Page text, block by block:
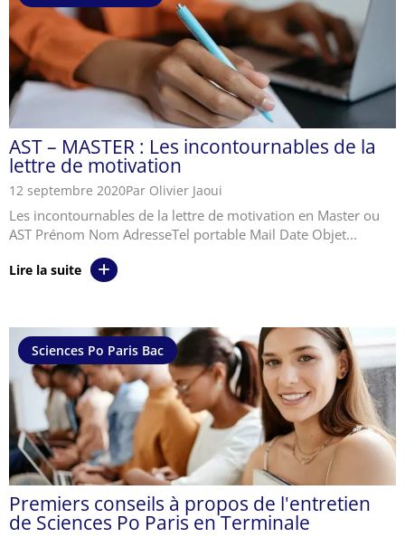
AST – MASTER : Les incontournables de la
lettre de motivation
Les incontournables de la lettre de motivation en Master ou
AST Prénom Nom AdresseTel portable Mail Date Objet...
12 septembre 2020Par Olivier Jaoui
Lire la suite
Sciences Po Paris Bac
Premiers conseils à propos de l'entretien
de Sciences Po Paris en Terminale